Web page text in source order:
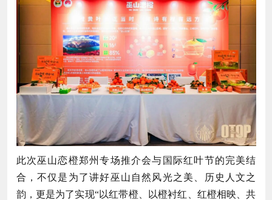
此次巫山恋橙郑州专场推介会与国际红叶节的完美结
合，不仅是为了讲好巫山自然风光之美、历史人文之
韵，更是为了实现“以红带橙、以橙衬红、红橙相映、共